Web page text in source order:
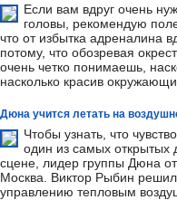
Если вам вдруг очень
головы, рекомендую
что от избытка адреналина
потому, что обозревая
очень четко понимаешь,
насколько красив
Дюна учится летать на
Чтобы узнать, что
один из самых открытых
сцене, лидер группы Дюна
Москва. Виктор Рыбин
управлению тепловым